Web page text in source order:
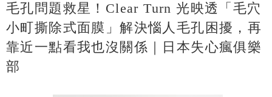
毛孔問題救星！Clear Turn 光映透「毛穴
小町撕除式面膜」解決惱人毛孔困擾，再
靠近一點看我也沒關係｜日本失心瘋俱樂
部